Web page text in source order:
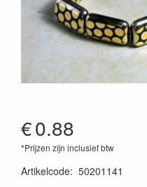
€0.88
*Prijzen zijn inclusief btw
Artikelcode: 50201141